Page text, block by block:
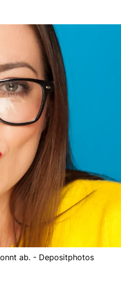
ab. - Depositphotos